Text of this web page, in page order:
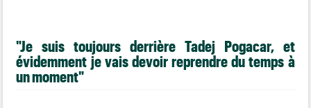
"Je suis toujours derrière Tadej Pogacar, et
évidemment je vais devoir reprendre du temps à
un moment"